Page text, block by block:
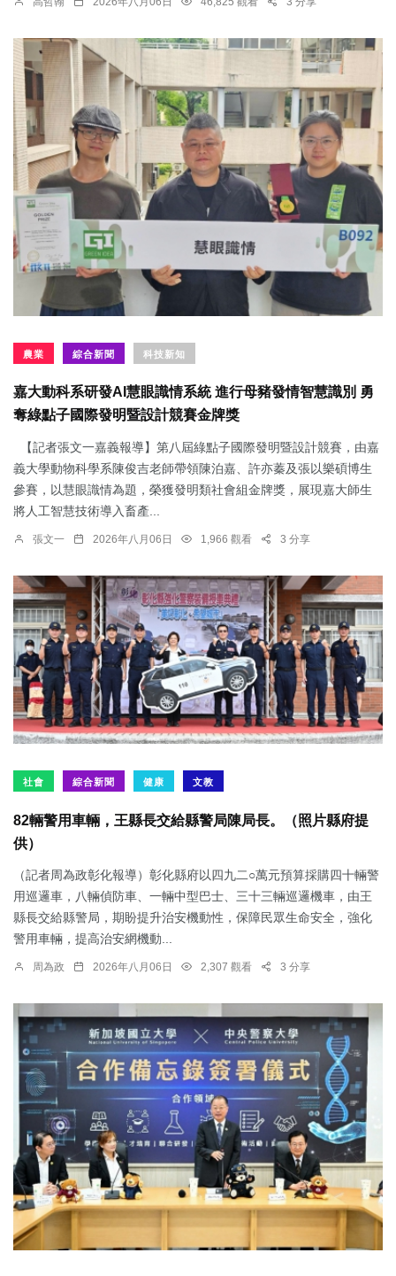
農業 綜合新聞 科技新知
嘉大動科系研發AI慧眼識情系統 進行母豬發情智慧識別 勇
奪綠點子國際發明暨設計競賽金牌獎
【記者張文一嘉義報導】第八屆綠點子國際發明暨設計競賽，由嘉
義大學動物科學系陳俊吉老師帶領陳泊嘉、許亦蓁及張以樂碩博生
參賽，以慧眼識情為題，榮獲發明類社會組金牌獎，展現嘉大師生
將人工智慧技術導入畜產...
張文一 2026年八月06日 1,966 觀看 3 分享
社會 綜合新聞 健康 文教
82輛警用車輛，王縣長交給縣警局陳局長。（照片縣府提
供）
（記者周為政彰化報導）彰化縣府以四九二○萬元預算採購四十輛警
用巡邏車，八輛偵防車、一輛中型巴士、三十三輛巡邏機車，由王
縣長交給縣警局，期盼提升治安機動性，保障民眾生命安全，強化
警用車輛，提高治安網機動...
周為政 2026年八月06日 2,307 觀看 3 分享